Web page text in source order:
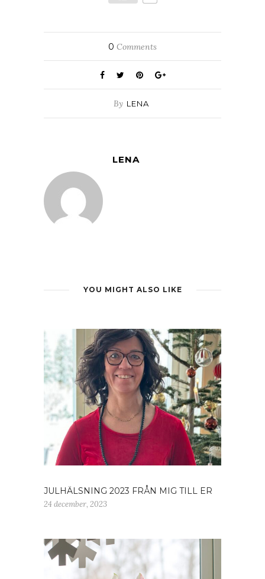
0 Comments
By LENA
LENA
YOU MIGHT ALSO LIKE
JULHÄLSNING 2023 FRÅN MIG TILL ER
24 december, 2023